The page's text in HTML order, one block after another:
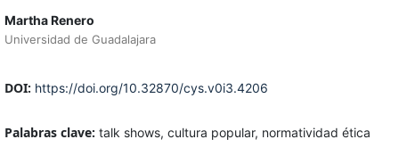
Martha Renero
Universidad de Guadalajara
DOI: https://doi.org/10.32870/cys.v0i3.4206
Palabras clave: talk shows, cultura popular, normatividad ética